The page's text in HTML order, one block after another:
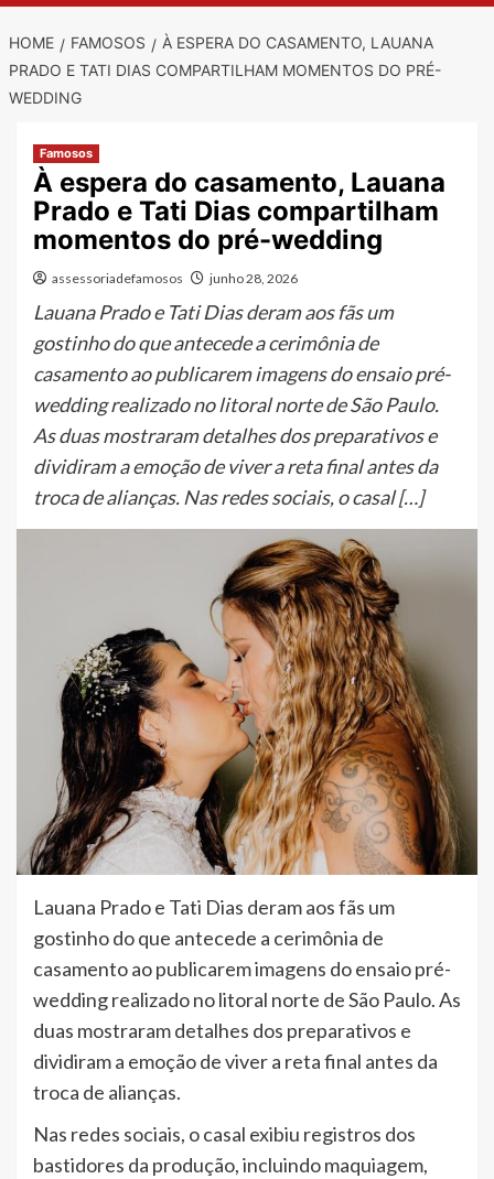
HOME FAMOSOS
À ESPERA DO CASAMENTO, LAUANA
PRADO E TATI DIAS COMPARTILHAM MOMENTOS DO PRÉ-
WEDDING
Famosos
À espera do casamento, Lauana
Prado e Tati Dias compartilham
momentos do pré-wedding
assessoriadefamosos junho 28, 2026
Lauana Prado e Tati Dias deram aos fãs um
gostinho do que antecede a cerimônia de
casamento ao publicarem imagens do ensaio pré-
wedding realizado no litoral norte de São Paulo.
As duas mostraram detalhes dos preparativos e
dividiram a emoção de viver a reta final antes da
troca de alianças. Nas redes sociais, o casal […]
Lauana Prado e Tati Dias deram aos fãs um
gostinho do que antecede a cerimônia de
casamento ao publicarem imagens do ensaio pré-
wedding realizado no litoral norte de São Paulo. As
duas mostraram detalhes dos preparativos e
dividiram a emoção de viver a reta final antes da
troca de alianças.
Nas redes sociais, o casal exibiu registros dos
bastidores da produção, incluindo maquiagem,